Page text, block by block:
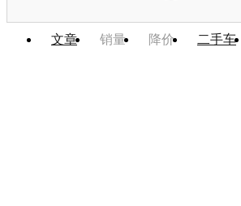
文章 销量 降价 二手车